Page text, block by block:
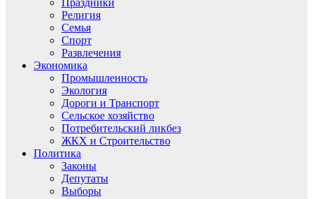
Праздники
Религия
Семья
Спорт
Развлечения
Экономика
Промышленность
Экология
Дороги и Транспорт
Сельское хозяйство
Потребительский ликбез
ЖКХ и Строительство
Политика
Законы
Депутаты
Выборы